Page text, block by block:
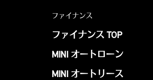
ファイナンス
ファイナンス TOP
MINI オートローン
MINI オートリース